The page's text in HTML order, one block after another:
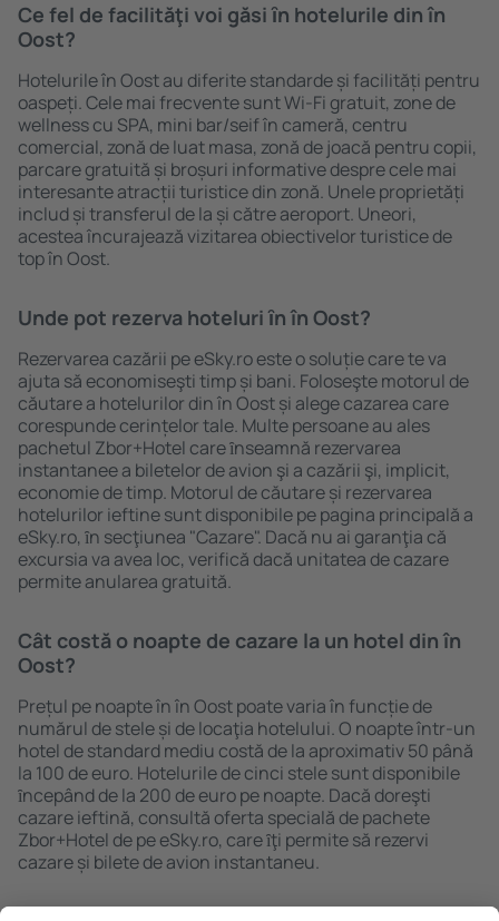
Ce fel de facilităţi voi găsi ȋn hotelurile din în
Oost?
Hotelurile în Oost au diferite standarde și facilități pentru
oaspeți. Cele mai frecvente sunt Wi-Fi gratuit, zone de
wellness cu SPA, mini bar/seif în cameră, centru
comercial, zonă de luat masa, zonă de joacă pentru copii,
parcare gratuită și broșuri informative despre cele mai
interesante atracții turistice din zonă. Unele proprietăți
includ și transferul de la și către aeroport. Uneori,
acestea încurajează vizitarea obiectivelor turistice de
top în Oost.
Unde pot rezerva hoteluri ȋn în Oost?
Rezervarea cazării pe eSky.ro este o soluție care te va
ajuta să economiseşti timp și bani. Foloseşte motorul de
căutare a hotelurilor din în Oost și alege cazarea care
corespunde cerințelor tale. Multe persoane au ales
pachetul Zbor+Hotel care ȋnseamnă rezervarea
instantanee a biletelor de avion şi a cazării şi, implicit,
economie de timp. Motorul de căutare și rezervarea
hotelurilor ieftine sunt disponibile pe pagina principală a
eSky.ro, ȋn secţiunea "Cazare". Dacă nu ai garanţia că
excursia va avea loc, verifică dacă unitatea de cazare
permite anularea gratuită.
Cât costă o noapte de cazare la un hotel din în
Oost?
Prețul pe noapte în în Oost poate varia în funcție de
numărul de stele și de locaţia hotelului. O noapte într-un
hotel de standard mediu costă de la aproximativ 50 până
la 100 de euro. Hotelurile de cinci stele sunt disponibile
ȋncepând de la 200 de euro pe noapte. Dacă doreşti
cazare ieftină, consultă oferta specială de pachete
Zbor+Hotel de pe eSky.ro, care ȋţi permite să rezervi
cazare și bilete de avion instantaneu.